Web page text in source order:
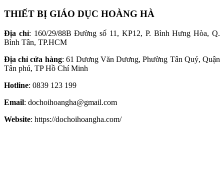
THIẾT BỊ GIÁO DỤC HOÀNG HÀ
Địa chỉ: 160/29/88B Đường số 11, KP12, P. Bình Hưng Hòa, Q.
Bình Tân, TP.HCM
Địa chỉ cửa hàng: 61 Dương Văn Dương, Phường Tân Quý, Quận
Tân phú, TP Hồ Chí Minh
Hotline: 0839 123 199
Email: dochoihoangha@gmail.com
Website: https://dochoihoangha.com/